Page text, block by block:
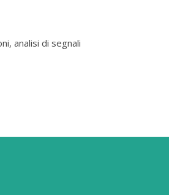
analisi di segnali